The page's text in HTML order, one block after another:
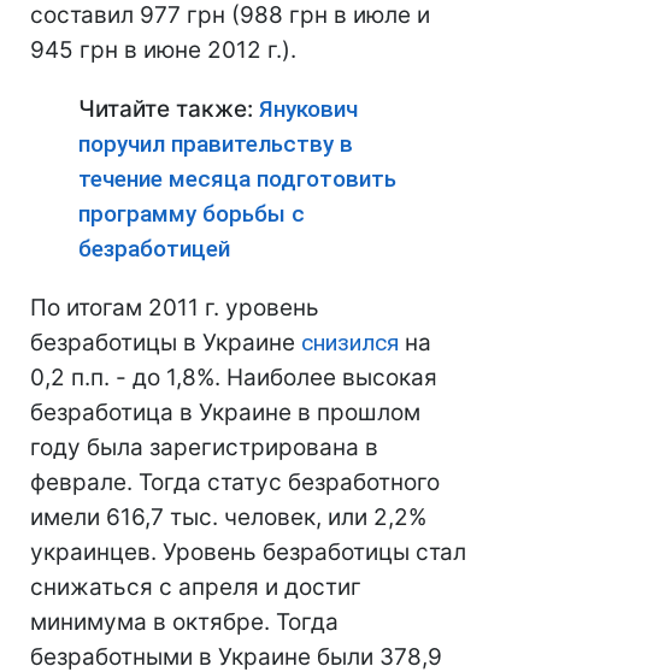
составил 977 грн (988 грн в июле и
945 грн в июне 2012 г.).
Читайте также: Янукович
поручил правительству в
течение месяца подготовить
программу борьбы с
безработицей
По итогам 2011 г. уровень
безработицы в Украине снизился на
0,2 п.п. - до 1,8%. Наиболее высокая
безработица в Украине в прошлом
году была зарегистрирована в
феврале. Тогда статус безработного
имели 616,7 тыс. человек, или 2,2%
украинцев. Уровень безработицы стал
снижаться с апреля и достиг
минимума в октябре. Тогда
безработными в Украине были 378,9